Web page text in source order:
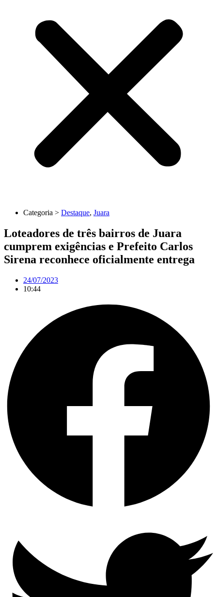
Categoria > Destaque, Juara
Loteadores de três bairros de Juara
cumprem exigências e Prefeito Carlos
Sirena reconhece oficialmente entrega
24/07/2023
10:44